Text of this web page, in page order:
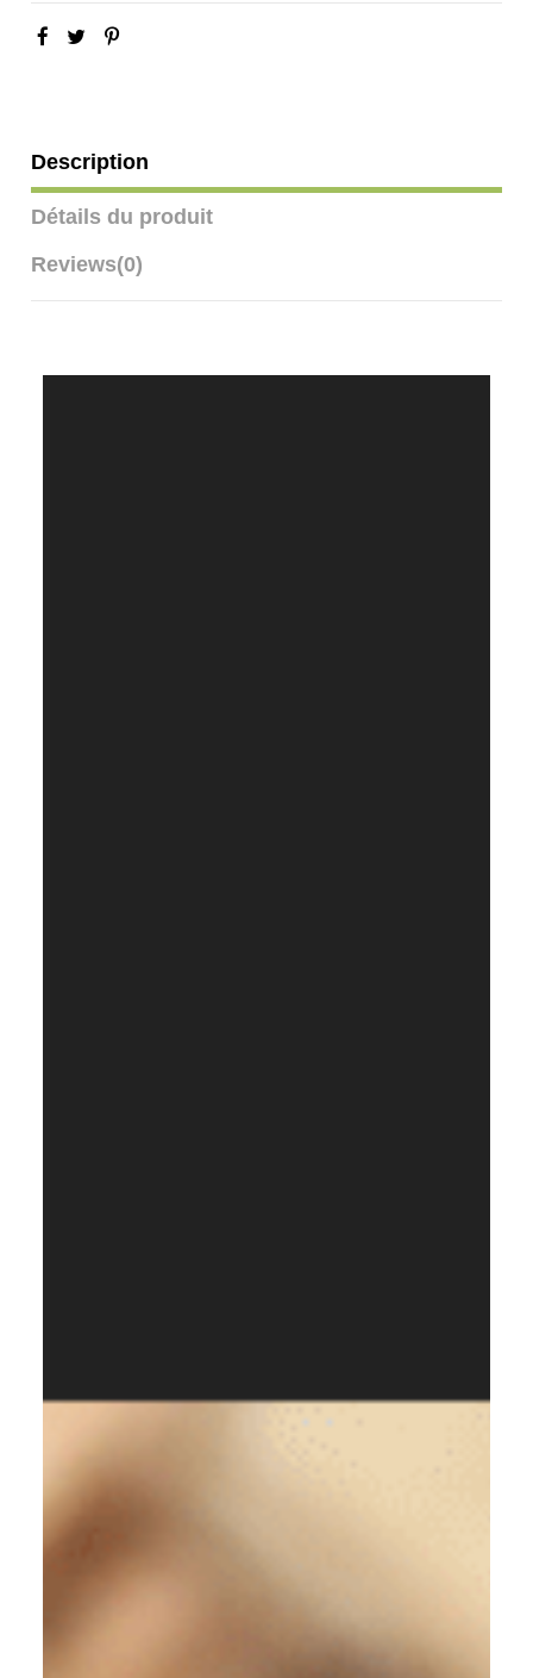
Description
Détails du produit
Reviews(0)